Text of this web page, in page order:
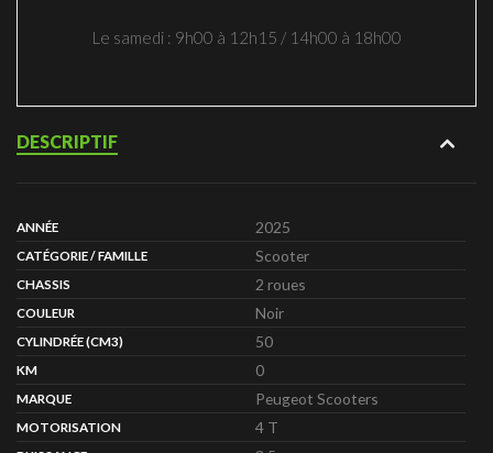
Le samedi : 9h00 à 12h15 / 14h00 à 18h00
DESCRIPTIF
ANNÉE 2025
CATÉGORIE / FAMILLE Scooter
CHASSIS 2 roues
COULEUR Noir
CYLINDRÉE (CM3) 50
KM 0
MARQUE Peugeot Scooters
MOTORISATION 4 T